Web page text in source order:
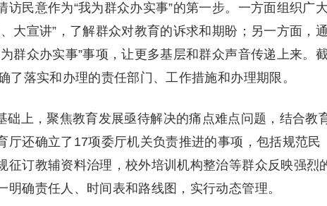
民意作为“我为群众办实事”的第一步。一方面组织广大
大宣讲”，了解群众对教育的诉求和期盼；另一方面，通
群众办实事”事项，让更多基层和群众声音传递上来。
了落实和办理的责任部门、工作措施和办理期限。
上，聚焦教育发展亟待解决的痛点难点问题，结合教
厅还确立了17项委厅机关负责推进的事项，包括规范民
征订教辅资料治理，校外培训机构整治等群众反映强烈
确责任人、时间表和路线图，实行动态管理。